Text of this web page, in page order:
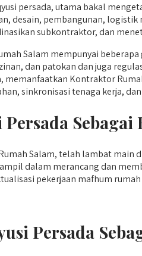
persada, utama bakal
desain, pembangunan,
subkontraktor, dan
Salam mempunyai
dan patokan dan juga
memanfaatkan Kontraktor
sinkronisasi tenaga kerja,
Salam, telah lambat main
dalam merancang dan
pekerjaan mafhum
Persada